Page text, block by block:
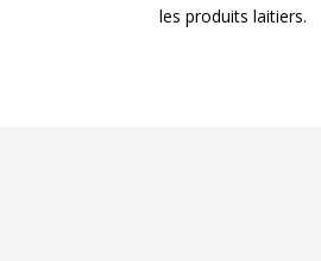
les produits laitiers.